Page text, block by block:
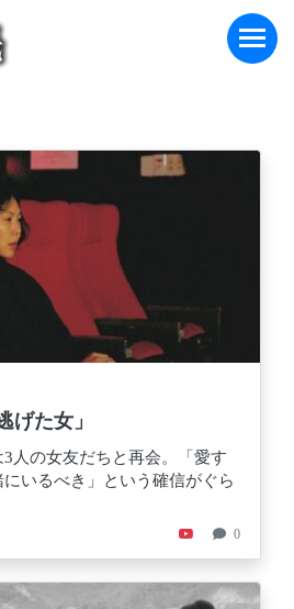
げた女」
人の女友だちと再会。「愛す
いるべき」という確信がぐら
0